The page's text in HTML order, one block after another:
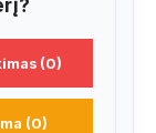
(0)
(0)